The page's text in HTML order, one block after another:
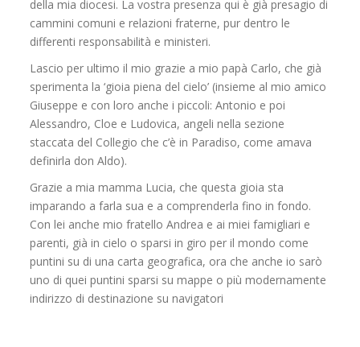
della mia diocesi. La vostra presenza qui è già presagio di
cammini comuni e relazioni fraterne, pur dentro le
differenti responsabilità e ministeri.
Lascio per ultimo il mio grazie a mio papà Carlo, che già
sperimenta la ‘gioia piena del cielo’ (insieme al mio amico
Giuseppe e con loro anche i piccoli: Antonio e poi
Alessandro, Cloe e Ludovica, angeli nella sezione
staccata del Collegio che c’è in Paradiso, come amava
definirla don Aldo).
Grazie a mia mamma Lucia, che questa gioia sta
imparando a farla sua e a comprenderla fino in fondo.
Con lei anche mio fratello Andrea e ai miei famigliari e
parenti, già in cielo o sparsi in giro per il mondo come
puntini su di una carta geografica, ora che anche io sarò
uno di quei puntini sparsi su mappe o più modernamente
indirizzo di destinazione su navigatori